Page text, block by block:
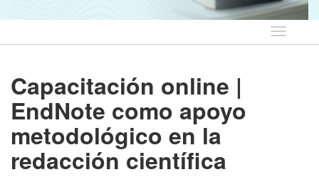
Idioma
Capacitación online |
EndNote como apoyo
metodológico en la
redacción científica